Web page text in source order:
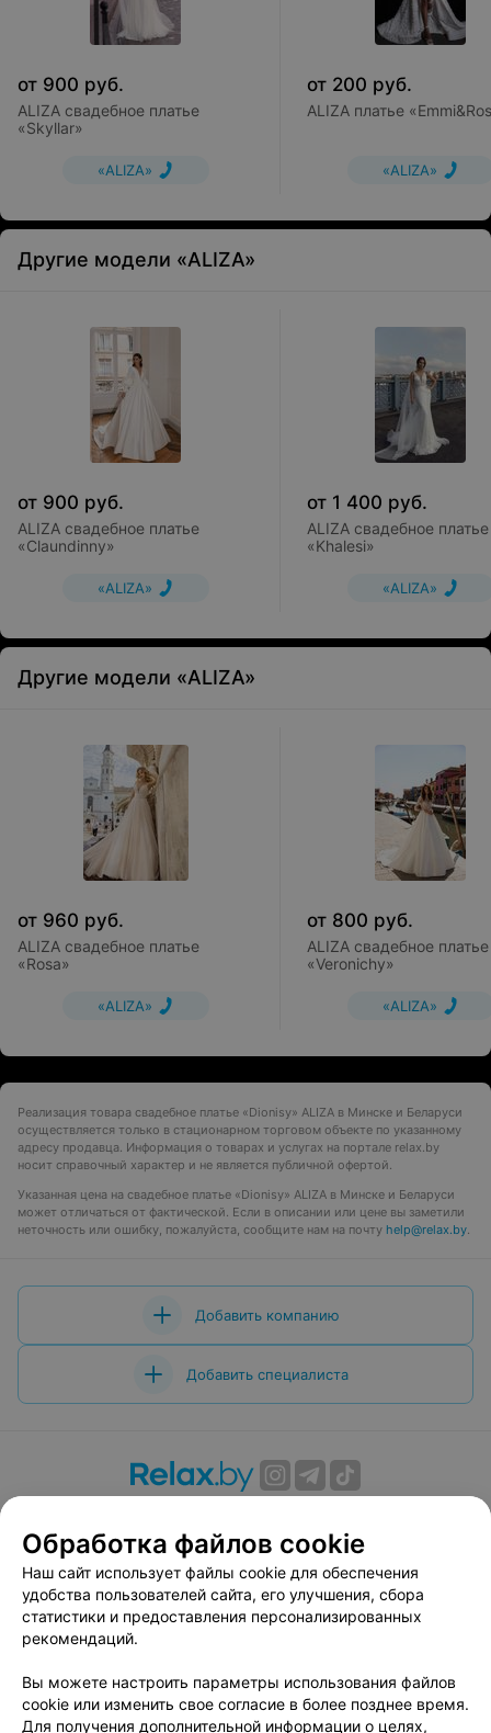
от 900 руб.
ALIZA свадебное платье
«Skyllar»
«ALIZA»
от 200 руб.
ALIZA платье
«ALIZA»
Другие модели «ALIZA»
от 900 руб.
ALIZA свадебное платье
«Claundinny»
«ALIZA»
от 1 400 руб.
ALIZA свадебное платье
«Khalesi»
«ALIZA»
Другие модели «ALIZA»
от 960 руб.
ALIZA свадебное платье
«Rosa»
«ALIZA»
от 800 руб.
ALIZA свадебное платье
«Veronichy»
«ALIZA»
Реализация товара свадебное платье «Dionisy» ALIZA в Минске и Беларуси
осуществляется только в стационарном торговом объекте по указанному
адресу продавца. Информация о товарах и услугах на портале relax.by
носит справочный характер и не является публичной офертой.
Указанная цена на свадебное платье «Dionisy» ALIZA в Минске и Беларуси
может отличаться от фактической. Если в описании или цене вы заметили
неточность или ошибку, пожалуйста, сообщите нам на почту help@relax.by.
Добавить компанию
Добавить специалиста
Вакансии
Публичный договор
Способы оплаты
Публичный договор по использованию сервиса
«Афиша»
Пользовательское соглашение
Связаться по вопросам сотрудничества
Написать руководителю relax.by
Обработка файлов cookie
Наш сайт использует файлы cookie для обеспечения
удобства пользователей сайта, его улучшения, сбора
статистики и предоставления персонализированных
рекомендаций.
Вы можете настроить параметры использования файлов
cookie или изменить свое согласие в более позднее время.
Для получения дополнительной информации о целях,